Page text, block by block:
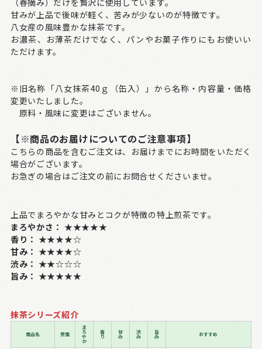
甘みが上品で後味が軽く、苦みが少ないのが特徴です。
八女産の風味豊かな抹茶です。
お濃茶、お薄茶だけでなく、パンやお菓子作りにもお使いい
ただけます。
※旧名称「八女抹茶40ｇ（缶入）」から名称・内容量・価格
変更いたしました。
原料・風味に変更はございません。
【※商品のお届けについてのご注意事項】
こちらの商品を含むご注文は、お届けまでにお時間をいただく
場合がございます。
お急ぎの場合はご注文の前にお問合せくださいませ。
上品でまろやかな甘みとコクが特徴の特上煎茶です。
まろやかさ： ★★★★★
香り： ★★★★☆
甘み： ★★★★☆
渋み： ★★☆☆☆
旨み： ★★★★★
抹茶シリーズ紹介
商品名 茶葉
ま
ろ
や
か
香
り
甘
み
渋
み
旨
み おすすめ